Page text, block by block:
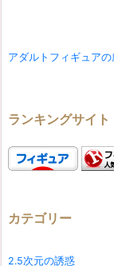
アダルトフィギュアの
ランキングサイト
カテゴリー
2.5次元の誘惑